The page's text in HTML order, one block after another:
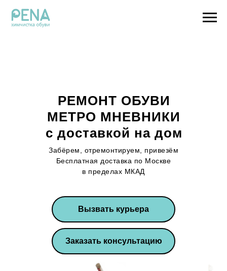
РЕМОНТ ОБУВИ
МЕТРО МНЕВНИКИ
с доставкой на дом
Забёрем, отремонтируем, привезём
Бесплатная доставка по Москве
в пределах МКАД
Вызвать курьера
Заказать консультацию